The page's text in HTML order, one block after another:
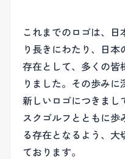
これまでのロゴは、日
り長きにわたり、日本
存在として、多くの皆
りました。その歩みに
新しいロゴにつきまし
スクゴルフとともに歩
る存在となるよう、大
ております。